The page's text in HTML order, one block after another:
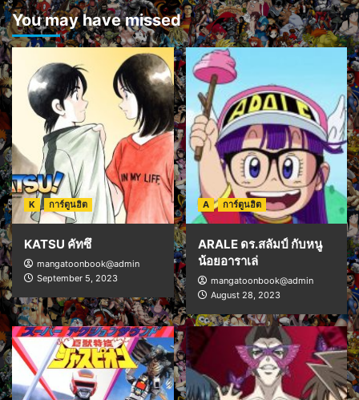
You may have missed
K การ์ตูนฮิต
KATSU คัทซึ
mangatoonbook@admin
September 5, 2023
A การ์ตูนฮิต
ARALE ดร.สลัมป์ กับหนู
น้อยอาราเล่
mangatoonbook@admin
August 28, 2023